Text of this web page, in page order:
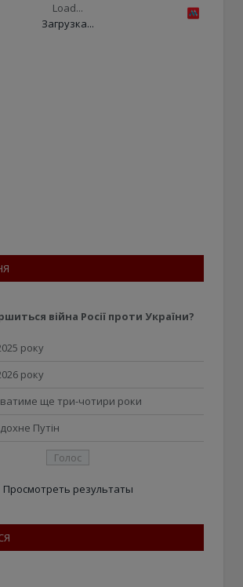
Load...
Загрузка...
війна Росії проти України?
року
року
ще три-чотири роки
Путін
Просмотреть результаты